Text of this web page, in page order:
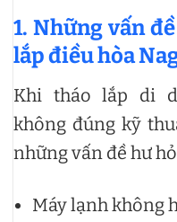
1. Những vấn
lắp điều hòa
Khi tháo lắp di
không đúng kỹ
những vấn đề hư
Máy lạnh không